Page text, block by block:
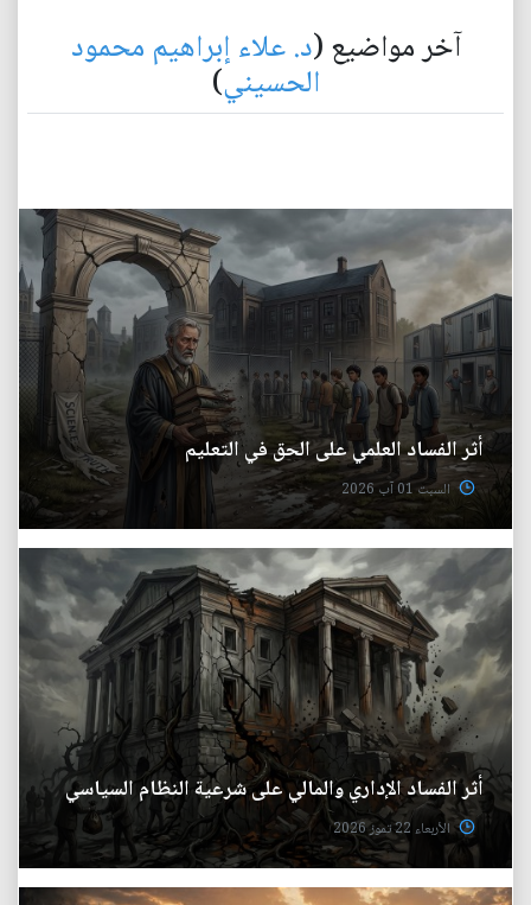
آخر مواضيع (د. علاء إبراهيم محمود
الحسيني)
أثر الفساد العلمي على الحق في التعليم
السبت 01 آب 2026
أثر الفساد الإداري والمالي على شرعية النظام السياسي
الأربعاء 22 تموز 2026